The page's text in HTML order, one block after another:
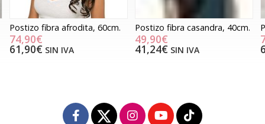
Postizo fibra afrodita, 60cm.
74,90€
61,90€ SIN IVA
Postizo fibra casandra, 40cm.
49,90€
41,24€ SIN IVA